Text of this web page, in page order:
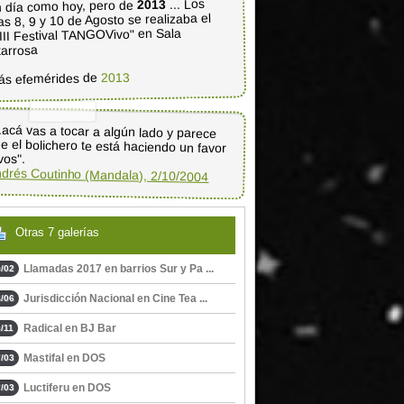
día como hoy, pero de2013 ... Los
8, 9 y 10 de Agosto se realizaba el
Festival TANGOVivo" en Sala
efemérides de 2013
vas a tocar a algún lado y parece
el bolichero te está haciendo un favor
Coutinho (Mandala), 2/10/2004
Otras 7 galerías
02 Llamadas 2017 en barrios Sur y Pa ...
06 Jurisdicción Nacional en Cine Tea ...
11 Radical en BJ Bar
03 Mastifal en DOS
03 Luctiferu en DOS